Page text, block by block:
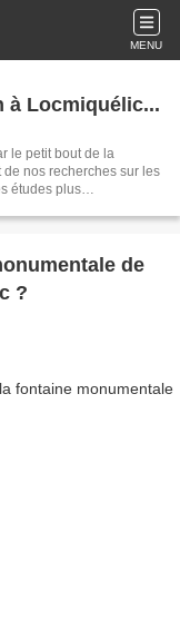
MENU
à Locmiquélic...
le petit bout de la
de nos recherches sur les
études plus
d'événements ...
de
?